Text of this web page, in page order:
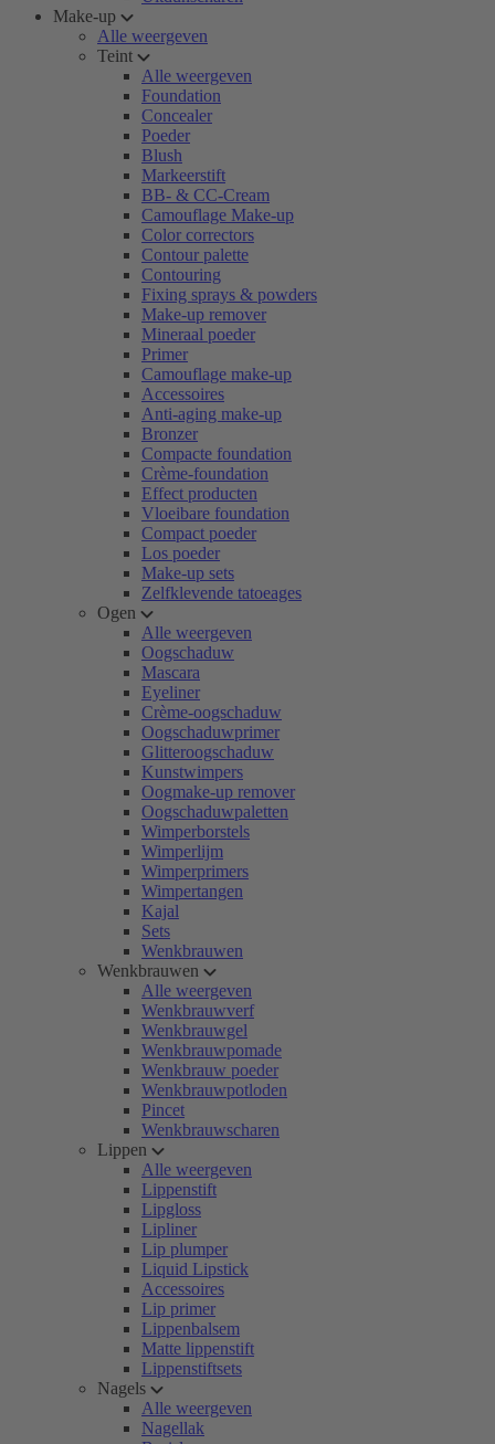
Make-up
Alle weergeven
Teint
Alle weergeven
Foundation
Concealer
Poeder
Blush
Markeerstift
BB- & CC-Cream
Camouflage Make-up
Color correctors
Contour palette
Contouring
Fixing sprays & powders
Make-up remover
Mineraal poeder
Primer
Camouflage make-up
Accessoires
Anti-aging make-up
Bronzer
Compacte foundation
Crème-foundation
Effect producten
Vloeibare foundation
Compact poeder
Los poeder
Make-up sets
Zelfklevende tatoeages
Ogen
Alle weergeven
Oogschaduw
Mascara
Eyeliner
Crème-oogschaduw
Oogschaduwprimer
Glitteroogschaduw
Kunstwimpers
Oogmake-up remover
Oogschaduwpaletten
Wimperborstels
Wimperlijm
Wimperprimers
Wimpertangen
Kajal
Sets
Wenkbrauwen
Wenkbrauwen
Alle weergeven
Wenkbrauwverf
Wenkbrauwgel
Wenkbrauwpomade
Wenkbrauw poeder
Wenkbrauwpotloden
Pincet
Wenkbrauwscharen
Lippen
Alle weergeven
Lippenstift
Lipgloss
Lipliner
Lip plumper
Liquid Lipstick
Accessoires
Lip primer
Lippenbalsem
Matte lippenstift
Lippenstiftsets
Nagels
Alle weergeven
Nagellak